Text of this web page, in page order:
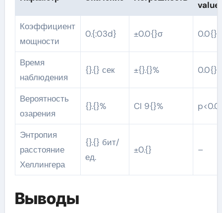
value
Коэффициент
мощности
0.{:03d} ±0.0{}σ 0.0{}
Время
наблюдения
{}.{} сек ±{}.{}% 0.0{}
Вероятность
озарения
{}.{}% CI 9{}%
Энтропия
расстояние
Хеллингера
{}.{} бит/
ед.
±0.{} –
Выводы